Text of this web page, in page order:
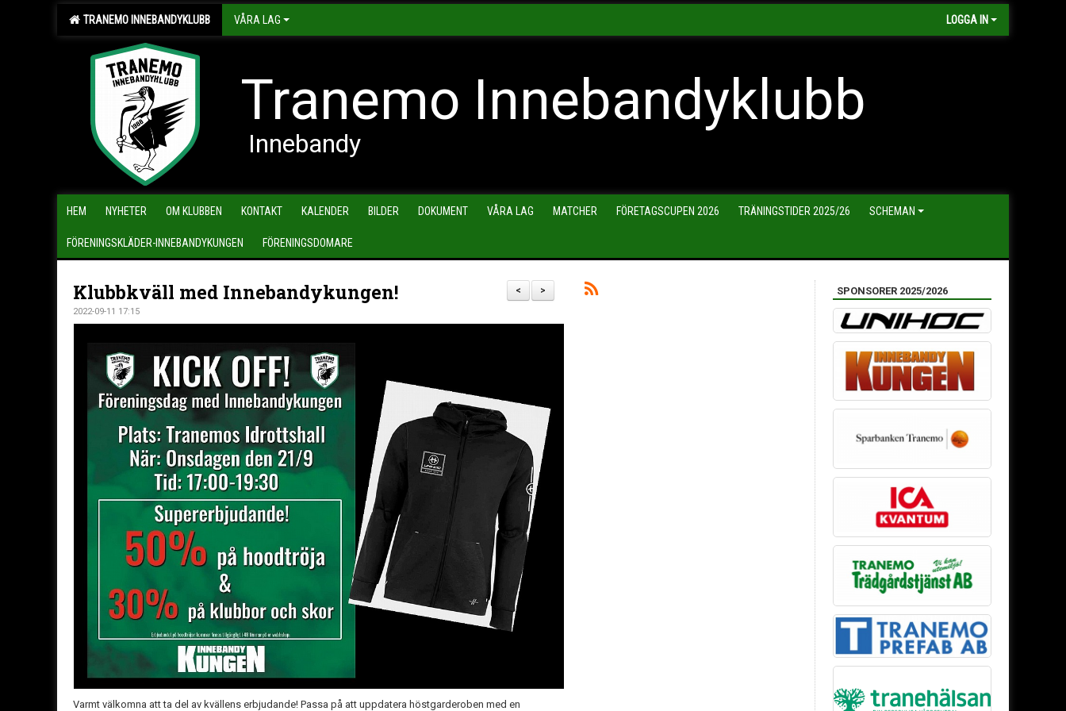
TRANEMO INNEBANDYKLUBB VÅRA LAG LOGGA IN
Tranemo Innebandyklubb
Innebandy
HEM NYHETER OM KLUBBEN KONTAKT KALENDER BILDER DOKUMENT VÅRA LAG MATCHER FÖRETAGSCUPEN 2026 TRÄNINGSTIDER 2025/26 SCHEMAN
FÖRENINGSKLÄDER-INNEBANDYKUNGEN FÖRENINGSDOMARE
>
<
Klubbkväll med Innebandykungen!
2022-09-11 17:15
Varmt välkomna att ta del av kvällens erbjudande! Passa på att uppdatera höstgarderoben med en
SPONSORER 2025/2026